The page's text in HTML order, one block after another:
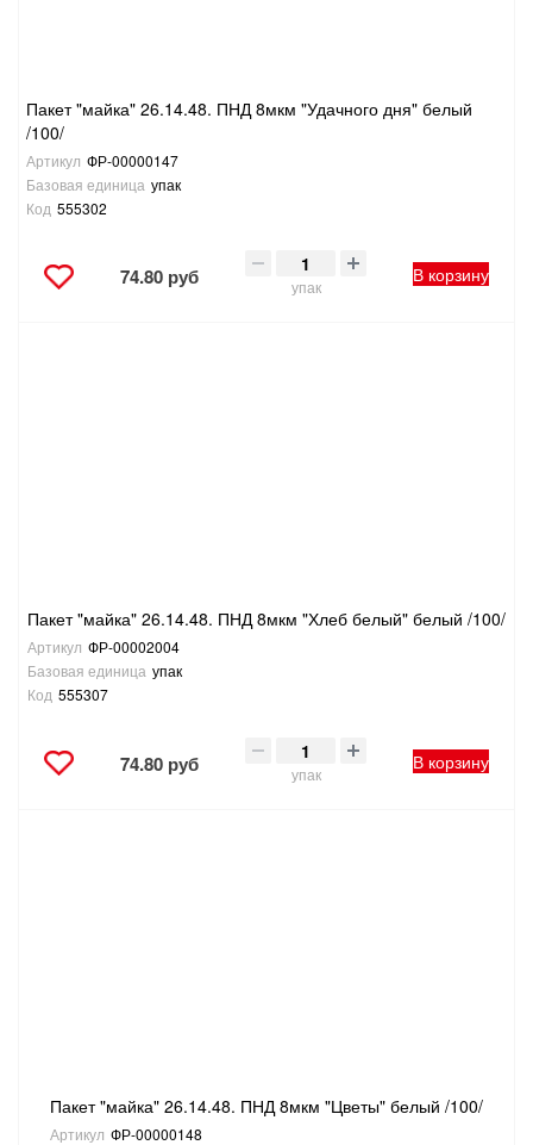
Пакет "майка" 26.14.48. ПНД 8мкм "Удачного дня" белый
/100/
Артикул ФР-00000147
Базовая единица упак
Код 555302
74.80 руб упак
В корзину
Пакет "майка" 26.14.48. ПНД 8мкм "Хлеб белый" белый /100/
Артикул ФР-00002004
Базовая единица упак
Код 555307
74.80 руб упак
В корзину
Пакет "майка" 26.14.48. ПНД 8мкм "Цветы" белый /100/
Артикул ФР-00000148